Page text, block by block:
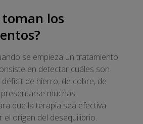
toman los
se empieza un tratamiento
en detectar cuáles son
de hierro, de cobre, de
muchas
que la terapia sea efectiva
el origen del desequilibrio.